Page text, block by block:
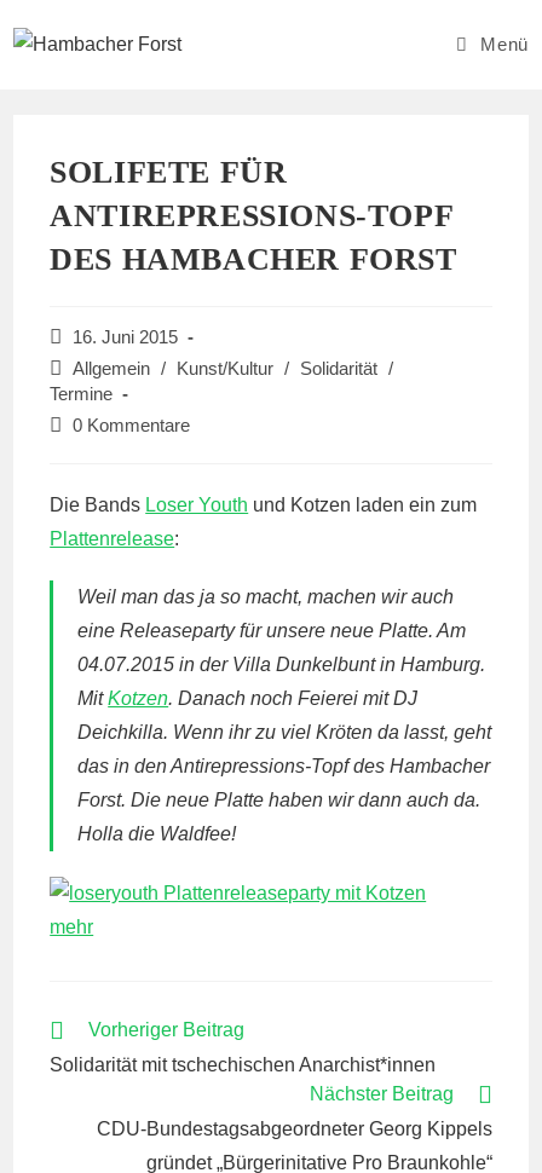
Inhalt
Menü
SOLIFETE FÜR
ANTIREPRESSIONS-TOPF
DES HAMBACHER FORST
Beitrag
veröffentlicht:
16. Juni 2015
Beitrags-
Kategorie:
Allgemein / Kunst/Kultur / Solidarität /
Termine
Beitrags-
0 Kommentare
Die Bands Loser Youth und Kotzen laden ein zum
Plattenrelease:
Weil man das ja so macht, machen wir auch
eine Releaseparty für unsere neue Platte. Am
04.07.2015 in der Villa Dunkelbunt in Hamburg.
MitKotzen. Danach noch Feierei mit DJ
Deichkilla. Wenn ihr zu viel Kröten da lasst, geht
das in den Antirepressions-Topf des Hambacher
Forst. Die neue Platte haben wir dann auch da.
Holla die Waldfee!
mehr
WEITERE
ANSEHEN
Vorheriger Beitrag
Solidarität mit tschechischen Anarchist*innen
Nächster Beitrag
CDU-Bundestagsabgeordneter Georg Kippels
gründet „Bürgerinitative Pro Braunkohle“